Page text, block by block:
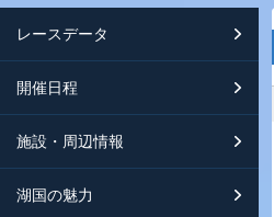
レースデータ
開催日程
施設・周辺情報
湖国の魅力